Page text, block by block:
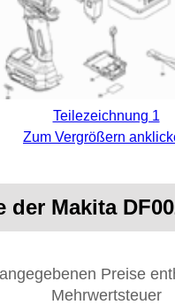
Teilezeichnung 1
Zum Vergrößern
der Makita
Preise
Mehrwertsteuer